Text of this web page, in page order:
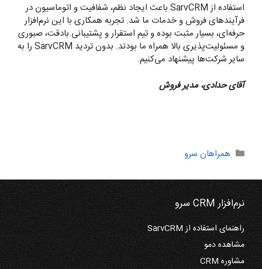
استفاده از SarvCRM باعث ایجاد نظم، شفافیت و اتوماسیون در
فرآیندهای فروش و خدمات ما شد. تجربه همکاری با این نرم‌افزار
حرفه‌ای، بسیار مثبت بوده و تیم استقرار و پشتیبانی بادقت، صبوری
و مسئولیت‌پذیری بالا همراه ما بودند. بدون تردید SarvCRM را به
سایر شرکت‌ها پیشنهاد می‌کنیم.
آقای حدادی، مدیر فروش
دسته‌ها
همراهان سرو
نرم‌افزار CRM سرو
راهنمای استفاده از SarvCRM
مشاهده دمو
مشاوره CRM